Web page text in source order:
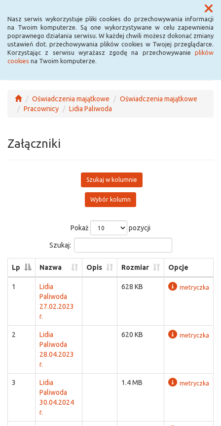
Nasz serwis wykorzystuje pliki cookies do przechowywania informacji
na Twoim komputerze. Są one wykorzystywane w celu zapewnienia
poprawnego działania serwisu. W każdej chwili możesz dokonać zmiany
ustawień dot. przechowywania plików cookies w Twojej przeglądarce.
Korzystając z serwisu wyrażasz zgodę na przechowywanie plików
cookies na Twoim komputerze.
Menu
Oświadczenia majątkowe
Oświadczenia majątkowe
Pracownicy
Lidia Paliwoda
Załączniki
Szukaj w kolumnie
Wybór kolumn
Pokaż pozycji
Szukaj:
Lp Nazwa Opis Rozmiar Opcje
1
Lidia
Paliwoda
27.02.2023
r.
628 KB metryczka
2
Lidia
Paliwoda
28.04.2023
r.
620 KB metryczka
3
Lidia
Paliwoda
30.04.2024
r.
1.4 MB metryczka